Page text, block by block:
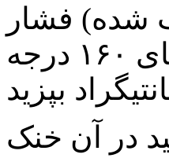
شده) فشار
دهید و به مدت ۳۰ دقیقه داخل فر با دمای ۱۶۰ درجه
در آن خنک